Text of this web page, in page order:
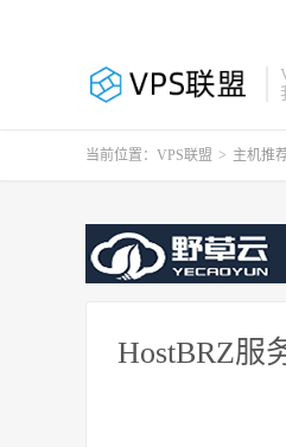
当前位置： VPS联盟 > 主机推
HostBRZ服